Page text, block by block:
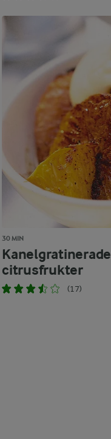
30 MIN
Kanelgratinerade
citrusfrukter
(17)